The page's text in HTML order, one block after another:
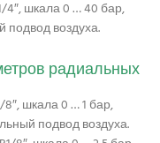
шкала 0 … 40 бар,
воздуха.
радиальных
шкала 0 … 1 бар,
подвод воздуха.